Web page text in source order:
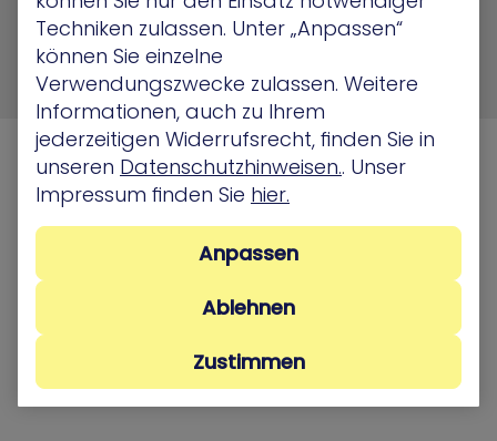
© 2026 XM Cyber All Rights Reserved
Privacy Policy Terms of Use
Security, Compliance and Privacy
Techniken zulassen. Unter „Anpassen“
können Sie einzelne
Verwendungszwecke zulassen. Weitere
Informationen, auch zu Ihrem
jederzeitigen Widerrufsrecht, finden Sie in
unseren Datenschutzhinweisen.. Unser
Impressum finden Sie hier.
Ablehnen
Zustimmen
Anpassen